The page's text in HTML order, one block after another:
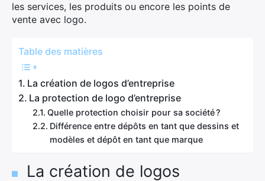
les services, les produits ou encore les points de
vente avec logo.
Table des matières
La création de logos d’entreprise
La protection de logo d’entreprise
Quelle protection choisir pour sa société ?
Différence entre dépôts en tant que dessins et
modèles et dépôt en tant que marque
La création de logos